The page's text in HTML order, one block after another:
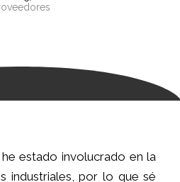
estado involucrado en la
industriales, por lo que sé